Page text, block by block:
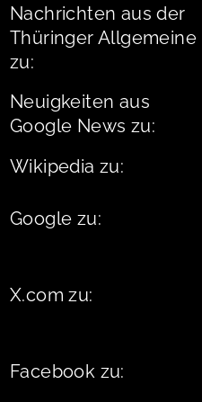
Nachrichten aus der
Thüringer Allgemeine
zu:
Neuigkeiten aus
Google News zu:
Wikipedia zu:
Google zu:
X.com zu:
Facebook zu: